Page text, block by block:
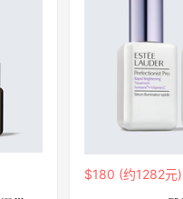
$180 (约1282元)
除了面膜，我还薅到
乳、安睡裤等等